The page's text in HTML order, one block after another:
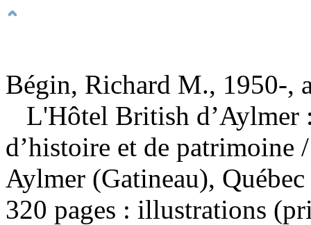
Bégin, Richard M., 1950-,
L'Hôtel British d’Aylmer
d’histoire et de patrimoine
Aylmer (Gatineau),
320 pages : illustrations